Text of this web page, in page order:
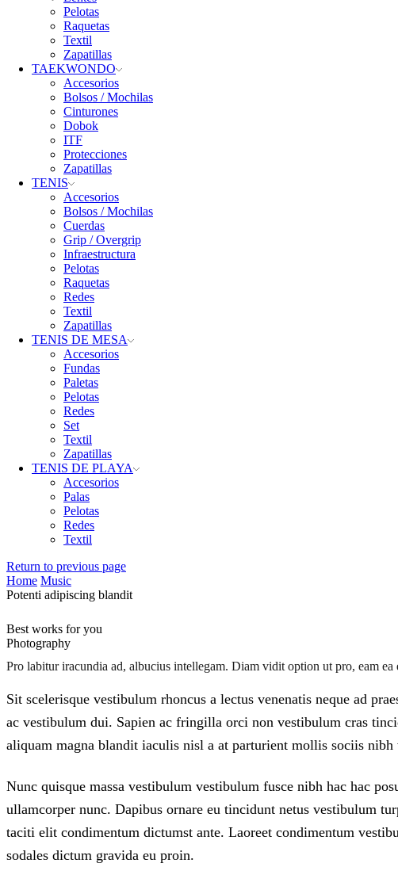
Pelotas
Raquetas
Textil
Zapatillas
TAEKWONDO
Accesorios
Bolsos / Mochilas
Cinturones
Dobok
ITF
Protecciones
Zapatillas
TENIS
Accesorios
Bolsos / Mochilas
Cuerdas
Grip / Overgrip
Infraestructura
Pelotas
Raquetas
Redes
Textil
Zapatillas
TENIS DE MESA
Accesorios
Fundas
Paletas
Pelotas
Redes
Set
Textil
Zapatillas
TENIS DE PLAYA
Accesorios
Palas
Pelotas
Redes
Textil
Return to previous page
Home Music
Potenti adipiscing blandit
Best works for you
Photography
Pro labitur iracundia ad, albucius intellegam. Diam vidit option ut pro, eam ea
Sit scelerisque vestibulum rhoncus a lectus venenatis neque ad
ac vestibulum dui. Sapien ac fringilla orci non vestibulum cras
aliquam magna blandit iaculis nisl a at parturient mollis sociis nibh
Nunc quisque massa vestibulum vestibulum fusce nibh hac hac
ullamcorper nunc. Dapibus ornare eu tincidunt netus vestibulum
taciti elit condimentum dictumst ante. Laoreet condimentum
sodales dictum gravida eu proin.